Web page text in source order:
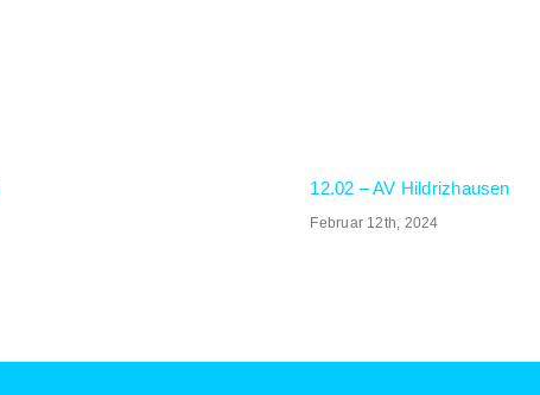
12.02 – AV Hildrizhausen
Februar 12th, 2024